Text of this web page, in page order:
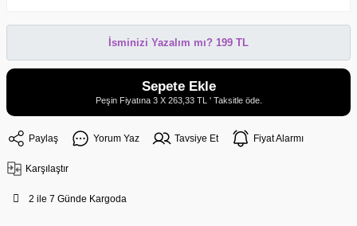
İsminizi Yazalım mı? 199 TL
Sepete Ekle
Peşin Fiyatına 3 X 263,33 TL ' Taksitle öde.
Paylaş Yorum Yaz Tavsiye Et Fiyat Alarmı
Karşılaştır
2 ile 7 Günde Kargoda